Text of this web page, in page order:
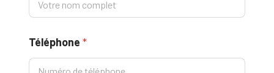
u
s
u
Téléphone *